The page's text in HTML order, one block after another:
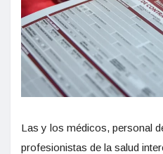
Las y los médicos, personal
profesionistas de la salud